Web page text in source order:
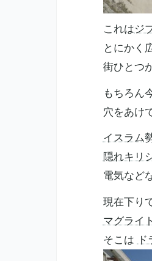
これはジ
とにかく
街ひとつ
もちろん
穴をあけ
イスラム
隠れキリ
電気など
現在下り
マグライト
そこは